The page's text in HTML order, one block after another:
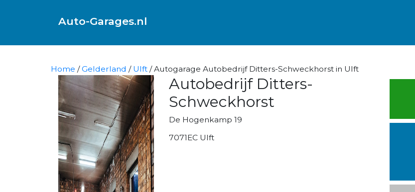
Auto-Garages.nl
Home /Gelderland / Ulft / Autogarage Autobedrijf Ditters-Schweckhorst in Ulft
Autobedrijf Ditters-
Schweckhorst
De Hogenkamp 19
7071EC Ulft